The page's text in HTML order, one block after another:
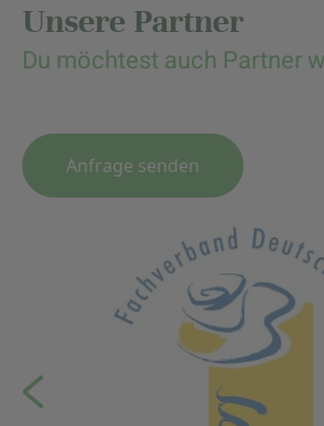
Unsere Partner
Du möchtest auch Partner
Anfrage senden